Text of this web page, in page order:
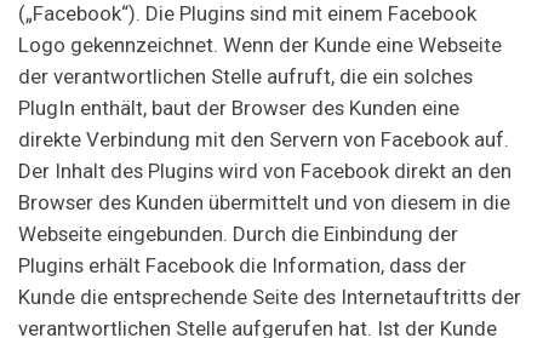
(„Facebook“). Die Plugins sind mit einem Facebook
Logo gekennzeichnet. Wenn der Kunde eine Webseite
der verantwortlichen Stelle aufruft, die ein solches
PlugIn enthält, baut der Browser des Kunden eine
direkte Verbindung mit den Servern von Facebook auf.
Der Inhalt des Plugins wird von Facebook direkt an den
Browser des Kunden übermittelt und von diesem in die
Webseite eingebunden. Durch die Einbindung der
Plugins erhält Facebook die Information, dass der
Kunde die entsprechende Seite des Internetauftritts der
verantwortlichen Stelle aufgerufen hat. Ist der Kunde